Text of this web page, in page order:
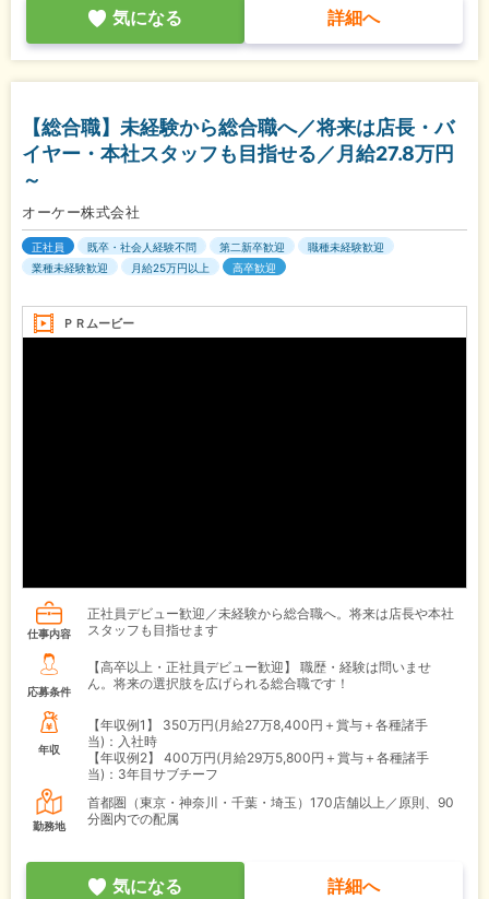
気になる 詳細へ
【総合職】未経験から総合職へ／将来は店長・バ
イヤー・本社スタッフも目指せる／月給27.8万円
～
オーケー株式会社
正社員 既卒・社会人経験不問 第二新卒歓迎
職種未経験歓迎
業種未経験歓迎
月給25万円以上 高卒歓迎
ＰＲムービー
仕事内容
正社員デビュー歓迎／未経験から総合職へ。将来は店長や本社
スタッフも目指せます
応募条件
【高卒以上・正社員デビュー歓迎】 職歴・経験は問いませ
ん。将来の選択肢を広げられる総合職です！
年収
【年収例1】
350万円(月給27万8,400円＋賞与＋各種諸手
当)：入社時
【年収例2】
400万円(月給29万5,800円＋賞与＋各種諸手
当)：3年目サブチーフ
勤務地
首都圏（東京・神奈川・千葉・埼玉）170店舗以上／原則、90
分圏内での配属
気になる 詳細へ